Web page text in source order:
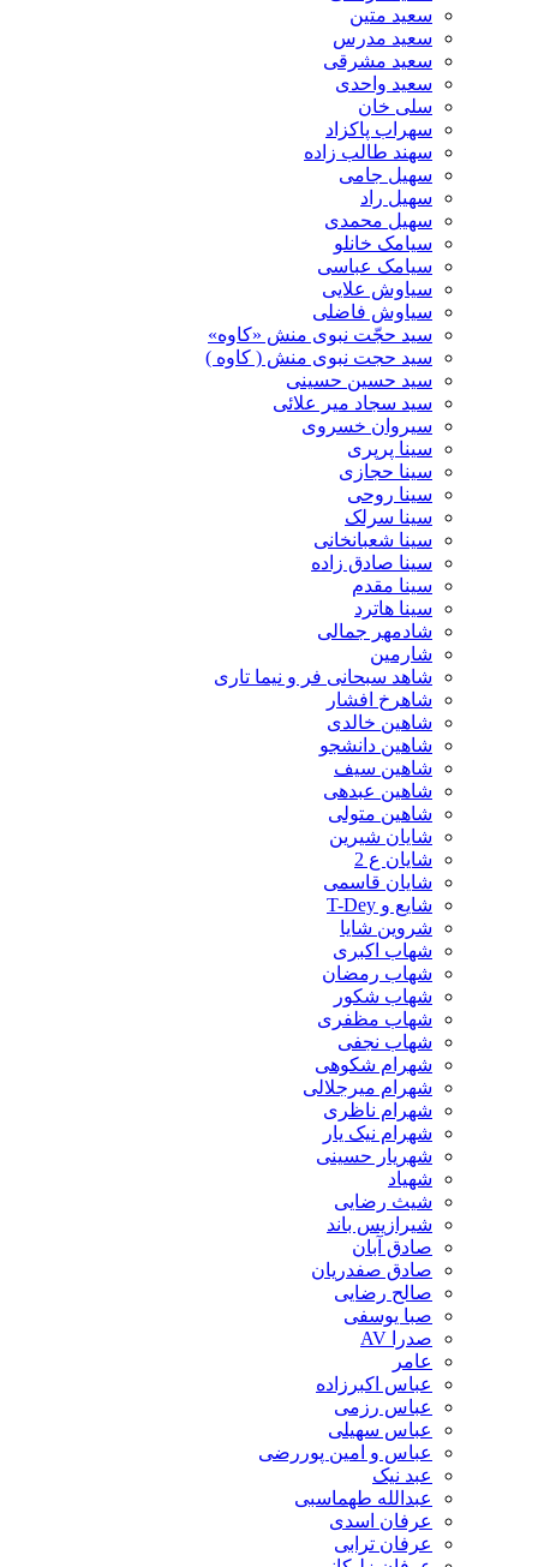
سعید متین
سعید مدرس
سعید مشرقی
سعید واحدی
سلی خان
سهراب پاکزاد
سهند طالب زاده
سهیل جامی
سهیل راد
سهیل محمدی
سیامک خانلو
سیامک عباسی
سیاوش علایی
سیاوش فاضلی
سید حجّت نبوی منش «کاوه»
سید حجت نبوی منش ( کاوه )
سید حسین حسینى
سید سجاد میر علائی
سیروان خسروی
سینا پرپری
سینا حجازی
سینا روحی
سینا سرلک
سینا شعبانخانی
سینا صادق زاده
سینا مقدم
سینا هاترد
شادمهر جمالی
شارمین
شاهد سبحانی فر و نیما تاری
شاهرخ افشار
شاهین خالدی
شاهین دانشجو
شاهین سیف
شاهین عبدهی
شاهین متولی
شایان شیرین
شایان ع 2
شایان قاسمی
شایع و T-Dey
شروین شایا
شهاب اکبری
شهاب رمضان
شهاب شکور
شهاب مظفری
شهاب نجفی
شهرام شکوهی
شهرام میرجلالی
شهرام ناظری
شهرام نیک یار
شهریار حسینی
شیث رضایی
شیرازیس باند
صادق آبان
صادق صفدریان
صالح رضایی
صبا یوسفی
عباس اکبرزاده
عباس رزمی
عباس سهیلی
عباس و امین پوررضی
عبد نیک
عبدالله طهماسبی‎
عرفان اسدی
عرفان ترابی